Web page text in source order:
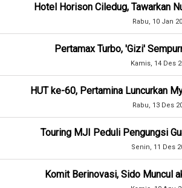
Hotel Horison Ciledug, Tawarkan
Rabu, 10 Jan
Pertamax Turbo, 'Gizi'
Kamis, 14 Des
HUT ke-60, Pertamina Luncurkan
Rabu, 13 Des
Touring MJI Peduli Pengungsi
Senin, 11 Des
Komit Berinovasi, Sido Muncul